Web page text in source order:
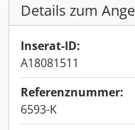
Details zum
Inserat-ID:
A18081511
Referenznummer:
6593-K